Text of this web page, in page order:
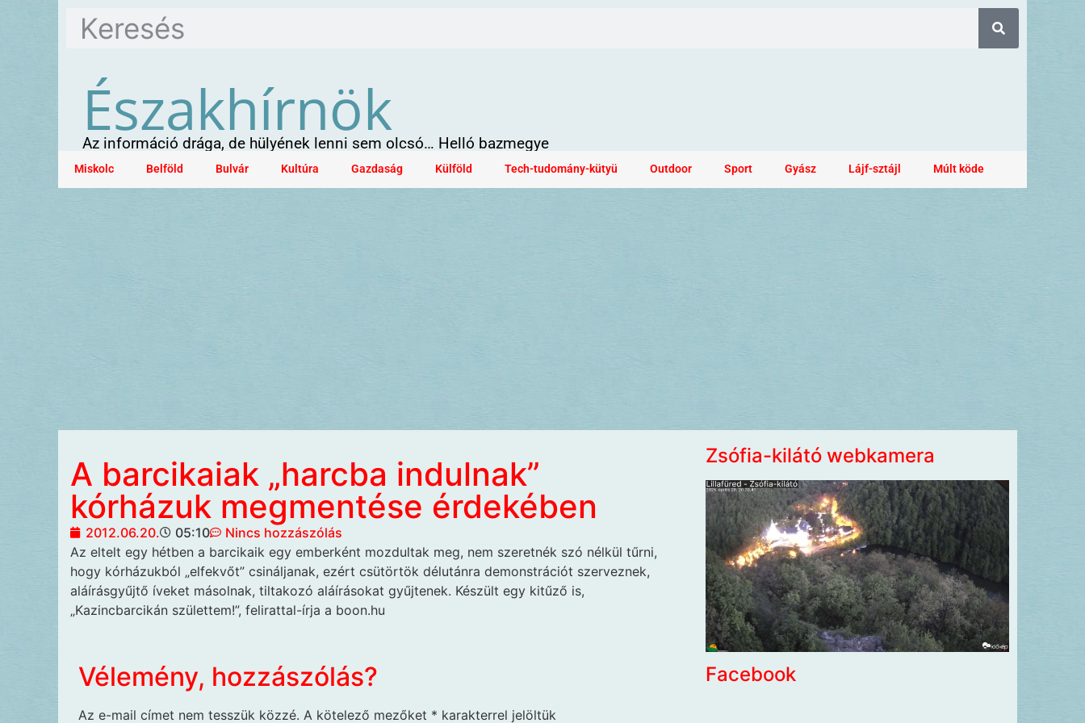
Északhírnök
Az információ drága, de hülyének lenni sem olcsó… Helló bazmegye
Miskolc Belföld Bulvár Kultúra Gazdaság Külföld Tech-tudomány-kütyü Outdoor Sport Gyász Lájf-sztájl Múlt köde
A barcikaiak „harcba indulnak”
kórházuk megmentése érdekében
2012.06.20. 05:10
Nincs hozzászólás
Az eltelt egy hétben a barcikaik egy emberként mozdultak meg, nem szeretnék szó nélkül tűrni,
hogy kórházukból „elfekvőt” csináljanak, ezért csütörtök délutánra demonstrációt szerveznek,
aláírásgyűjtő íveket másolnak, tiltakozó aláírásokat gyűjtenek. Készült egy kitűző is,
„Kazincbarcikán születtem!”, felirattal-írja a boon.hu
Vélemény, hozzászólás?
Az e-mail címet nem tesszük közzé. A kötelező mezőket * karakterrel jelöltük
Zsófia-kilátó webkamera
Facebook